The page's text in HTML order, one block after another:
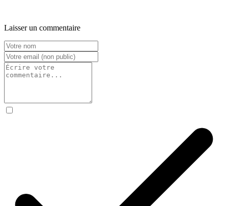
Laisser un commentaire